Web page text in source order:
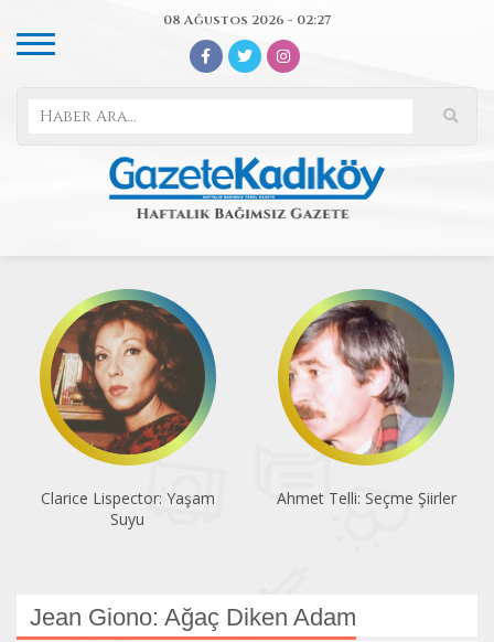
08 Ağustos 2026 - 02:27
Ahmet Telli: Seçme Şiirler
Cervantes: Köşecik ile
Jean Giono: Ağaç Diken Adam